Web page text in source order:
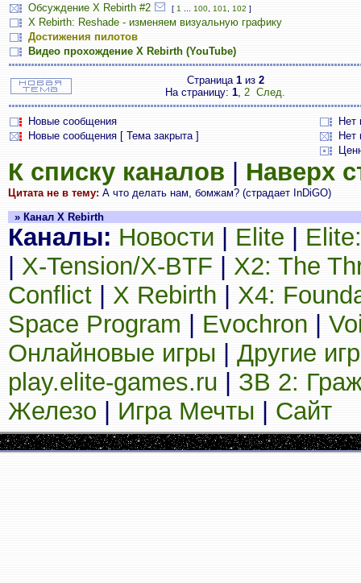
Обсуждение X Rebirth #2 [ 1 100 101 102 ]
X Rebirth: Reshade - изменяем визуальную графику
Достижения пилотов
Видео прохождение X Rebirth (YouTube)
Страница 1из 2
На страницу: 1, 2 След.
Новые сообщения
Нет
Новые сообщения [ Тема закрыта ]
Нет
К списку каналов Наверх
Цитата не в тему: А что делать нам, бомжам? (страдает InDiGO)
» Канал X Rebirth
Каналы: Новости Elite
X-Tension/X-BTF
X2: The
Conflict
X Rebirth
X4:
Space Program
Evochron
Онлайновые игры
Другие
play.elite-games.ru
ЗВ 2:
Железо
Игра Мечты Сайт